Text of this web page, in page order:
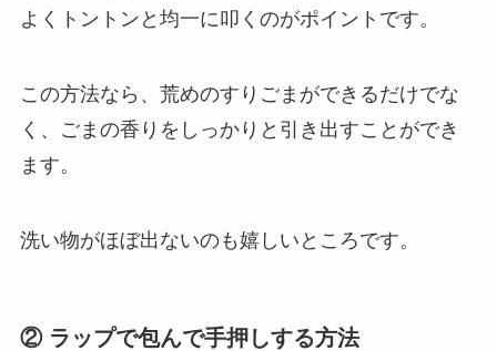
よくトントンと均一に叩くのがポイントです。
この方法なら、荒めのすりごまができるだけでな
く、ごまの香りをしっかりと引き出すことができ
ます。
洗い物がほぼ出ないのも嬉しいところです。
② ラップで包んで手押しする方法